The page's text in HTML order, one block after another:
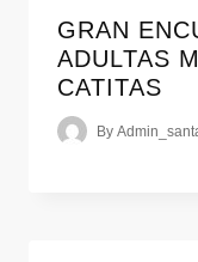
GRAN
ADULTAS
CATITAS
By